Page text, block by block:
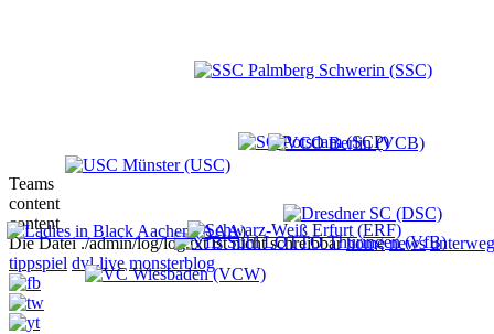
Teams
content
content
Die Datei ./admin/log/log.txt ist nicht schreibbarhome news
tippspiel dvl-live monsterblog